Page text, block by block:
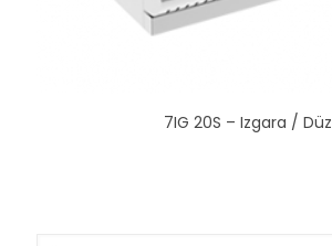
7IG 20S – Izgara / Düz